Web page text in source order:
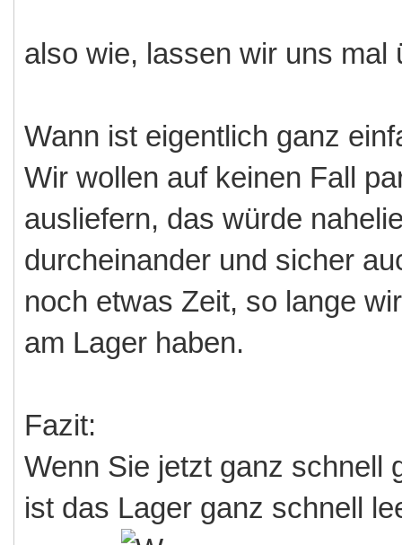
also wie, lassen wir uns
Wann ist eigentlich ganz
Wir wollen auf keinen Fall
ausliefern, das würde
durcheinander und sicher
noch etwas Zeit, so lange
am Lager haben.
Fazit:
Wenn Sie jetzt ganz schnell
ist das Lager ganz schnell